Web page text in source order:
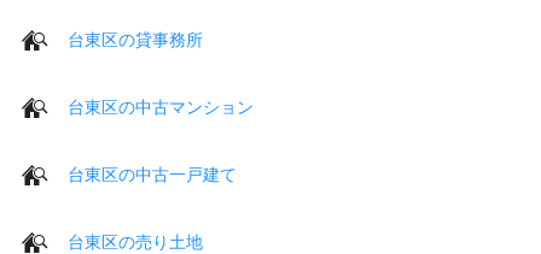
台東区の貸事務所
台東区の中古マンション
台東区の中古一戸建て
台東区の売り土地